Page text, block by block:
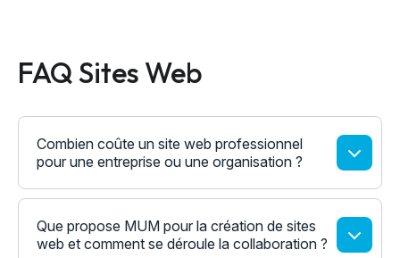
FAQ Sites Web
Combien coûte un site web professionnel
pour une entreprise ou une organisation ?
Que propose MUM pour la création de sites
web et comment se déroule la collaboration ?